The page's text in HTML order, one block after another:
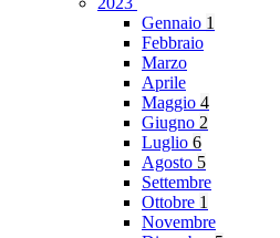
Gennaio 1
Febbraio
Marzo
Aprile
Maggio 4
Giugno 2
Luglio 6
Agosto 5
Settembre
Ottobre 1
Novembre